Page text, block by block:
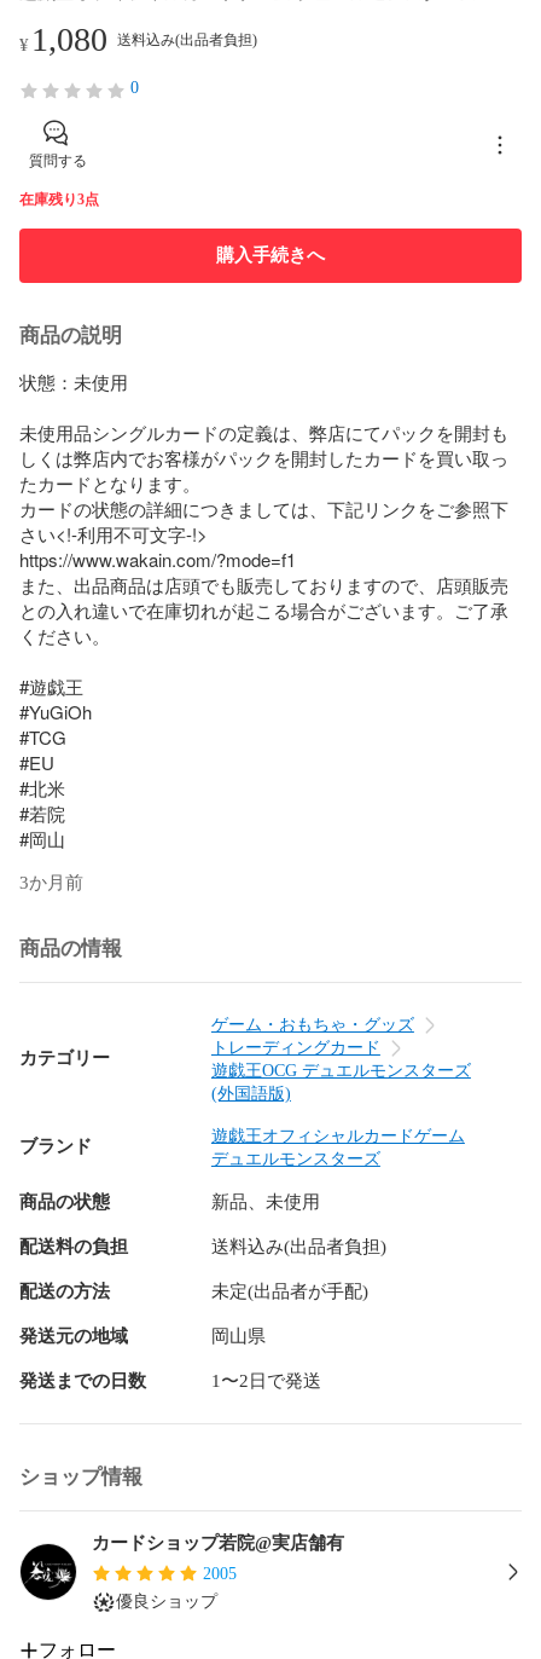
¥ 1,080 送料込み(出品者負担)
0
質問する
在庫残り3点
購入手続きへ
商品の説明
状態：未使用
未使用品シングルカードの定義は、弊店にてパックを開封も
しくは弊店内でお客様がパックを開封したカードを買い取っ
たカードとなります。
カードの状態の詳細につきましては、下記リンクをご参照下
さい<!-利用不可文字-!>
https://www.wakain.com/?mode=f1
また、出品商品は店頭でも販売しておりますので、店頭販売
との入れ違いで在庫切れが起こる場合がございます。ご了承
ください。
#遊戯王
#YuGiOh
#TCG
#EU
#北米
#若院
#岡山
3か月前
商品の情報
カテゴリー
ゲーム・おもちゃ・グッズ
トレーディングカード
遊戯王OCG デュエルモンスターズ
(外国語版)
ブランド
遊戯王オフィシャルカードゲーム
デュエルモンスターズ
商品の状態 新品、未使用
配送料の負担 送料込み(出品者負担)
配送の方法 未定(出品者が手配)
発送元の地域 岡山県
発送までの日数 1〜2日で発送
ショップ情報
カードショップ若院@実店舗有
2005
優良ショップ
フォロー